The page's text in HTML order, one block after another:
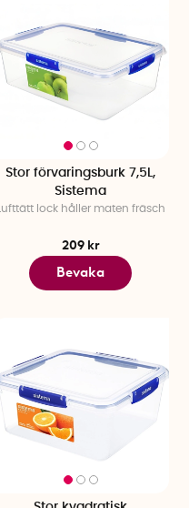
Stor förvaringsburk 7,5L,
Sistema
Lufttätt lock håller maten fräsch
209 kr
Bevaka